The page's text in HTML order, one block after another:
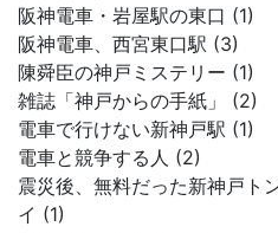
阪神電車・岩屋駅の東口 (1)
阪神電車、西宮東口駅 (3)
陳舜臣の神戸ミステリー (1)
雑誌「神戸からの手紙」 (2)
電車で行けない新神戸駅 (1)
電車と競争する人 (2)
震災後、無料だった新神戸ト
イ (1)